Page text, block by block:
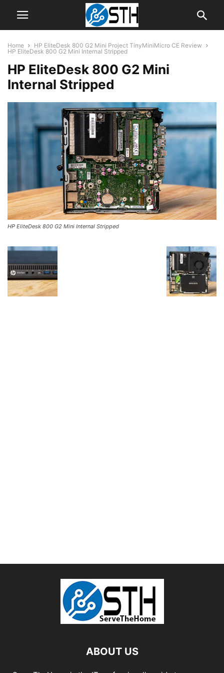
Home
HP EliteDesk 800 G2 Mini Project TinyMiniMicro CE Review
HP EliteDesk 800 G2 Mini Internal Stripped
HP EliteDesk 800 G2 Mini
Internal Stripped
HP EliteDesk 800 G2 Mini Internal Stripped
ABOUT US